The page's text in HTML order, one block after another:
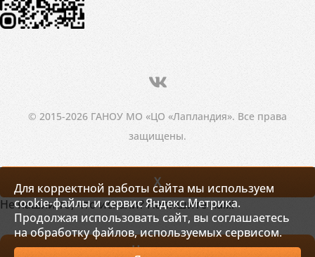
© 2015-2026 ГАНОУ МО «ЦО «Лапландия». Все права
защищены.
Для корректной работы сайта мы используем
cookie-файлы и сервис Яндекс.Метрика.
Продолжая использовать сайт, вы соглашаетесь
на обработку файлов, используемых сервисом.
X
Не нашли то, что искали? Напишите нам!
Написать